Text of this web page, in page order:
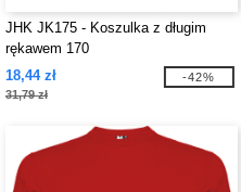
JHK JK175 - Koszulka z długim
rękawem 170
18,44 zł
31,79 zł
-42%